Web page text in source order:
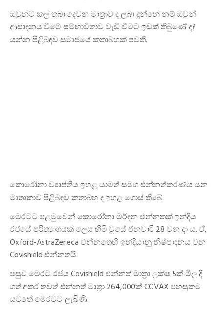
ඔවුන්ට කල් තබා දෙවන මාත්‍රාව ද ලබා දුන්නේ නම් ඔවුන්
ආසාදනය වීමේ සම්භාවිතාව වැඩි වීමට ඉඩක් තිබුණේ ද?
යන්න පිළිබඳව සමාජයේ කතාබහක් පවතී.
කොරෝනා ව්‍යාප්තිය ඉහළ යාමත් සමග එන්නත්කරණය යන
මාතෘකාව පිළිබඳව කතාබහ ද ඉහළ ගොස් තිබේ.
මෙරටට පළමුවෙන් කොරෝනා මර්දන එන්නතක් ඉන්දීය
රජයේ පරිත්‍යාගයක් ලෙස හිමි වූයේ ජනවාරි 28 වන දා ය. ඒ,
Oxford-AstraZeneca එන්නතෙහි ඉන්දියානු නිෂ්පාදනය වන
Covishield එන්නතයි.
පසුව මෙරට රජය Covishield එන්නත් මාත්‍රා ලක්ෂ 5ක් මිල දී
ගත් අතර තවත් එන්නත් මාත්‍රා 264,000ක් COVAX පහසුකම
යටතේ මෙරටට ලැබිණි.